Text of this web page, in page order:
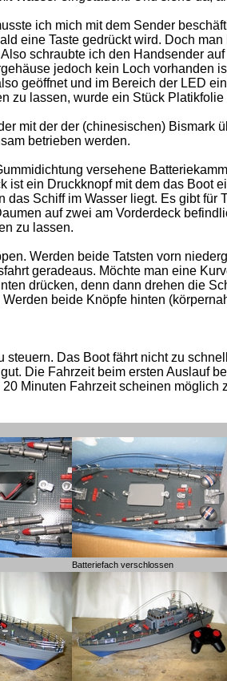
ich mich mit dem Sender
eine Taste gedrückt wird. Doch
schraubte ich den Handsender
jedoch kein Loch vorhanden
geöffnet und im Bereich der LED
zu lassen, wurde ein Stück
mit der der (chinesischen) Bismark
betrieben werden.
versehene
ist ein Druckknopf mit dem das Boot
Schiff im Wasser liegt. Es gibt für
auf zwei am Vorderdeck
zu lassen.
Werden beide Tatsten vorn
geradeaus. Möchte man eine
drücken, denn dann drehen die
beide Knöpfe hinten
Das Boot fährt nicht zu
Die Fahrzeit beim ersten Auslauf
Minuten Fahrzeit scheinen möglich
Batteriefach verschlossen